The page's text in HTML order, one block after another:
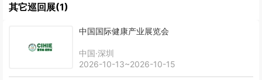
其它巡回展(1)
中国国际健康产业展览会
中国·深圳
2026-10-13~2026-10-15